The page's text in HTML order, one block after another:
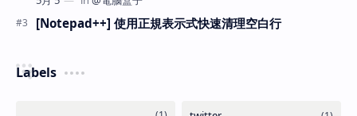
[Notepad++] 使用正規表示式快速清理空白行
Labels